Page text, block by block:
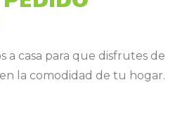
a casa para que disfrutes de
la comodidad de tu hogar.